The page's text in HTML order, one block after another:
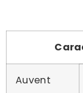
Auvent